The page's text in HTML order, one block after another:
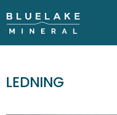
LEDNING